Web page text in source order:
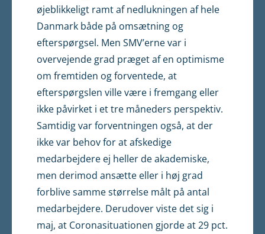
øjeblikkeligt ramt af nedlukningen af hele
Danmark både på omsætning og
efterspørgsel. Men SMV’erne var i
overvejende grad præget af en optimisme
om fremtiden og forventede, at
efterspørgslen ville være i fremgang eller
ikke påvirket i et tre måneders perspektiv.
Samtidig var forventningen også, at der
ikke var behov for at afskedige
medarbejdere ej heller de akademiske,
men derimod ansætte eller i høj grad
forblive samme størrelse målt på antal
medarbejdere. Derudover viste det sig i
maj, at Coronasituationen gjorde at 29 pct.